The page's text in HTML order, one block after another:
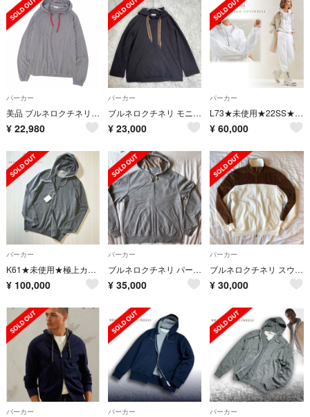
パーカー
美品 ブルネロクチネリ BRUNELLO CUCINELLI パーカー フーディー プルオーバー ロングスリーブ トップス メンズ M
¥ 22,980
パーカー
ブルネロクチネリ モニーレ パーカー BRUNELLO CUCINELLI
¥ 23,000
パーカー
L73★未使用★22SS★極上モニーレつきパーカー ブルネロクチネリ フーディー
¥ 60,000
パーカー
K61★未使用★極上カシミヤ100% パーカー ブルネロクチネリ グレー
¥ 100,000
パーカー
ブルネロクチネリ パーカー スウェット グレー カシミヤ ロロピアーナ
¥ 35,000
パーカー
ブルネロクチネリ スウェット パーカー カシミヤ パンツ ロロピアーナ
¥ 30,000
パーカー パーカー パーカー